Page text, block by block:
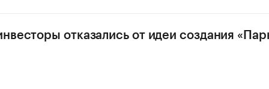
отказались от идеи создания